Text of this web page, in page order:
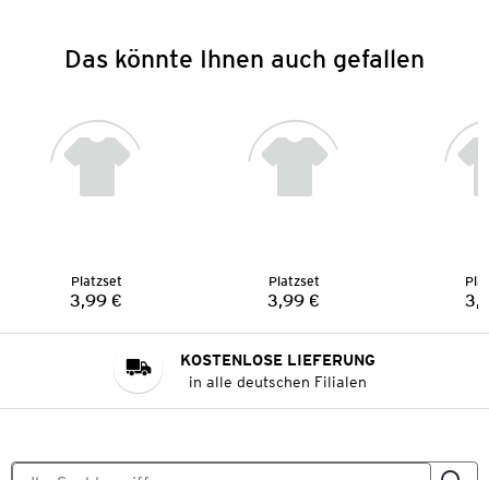
Das könnte Ihnen auch gefallen
Platzset
Preis:
3,99 €
Platzset
Preis:
3,99 €
KOSTENLOSE LIEFERUNG
in alle deutschen Filialen